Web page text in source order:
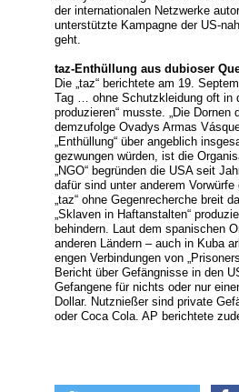
der internationalen Netzwerke
unterstützte Kampagne der US-
geht.
taz-Enthüllung aus dubioser
Die „taz“ berichtete am 19.
Tag … ohne Schutzkleidung oft in
produzieren“ musste. „Die
demzufolge Ovadys Armas
„Enthüllung“ über angeblich
gezwungen würden, ist die
„NGO“ begründen die USA seit
dafür sind unter anderem
„taz“ ohne Gegenrecherche breit
„Sklaven in Haftanstalten“
behindern. Laut dem spanischen
anderen Ländern – auch in Kuba
engen Verbindungen von
Bericht über Gefängnisse in den
Gefangene für nichts oder nur
Dollar. Nutznießer sind private
oder Coca Cola. AP berichtete